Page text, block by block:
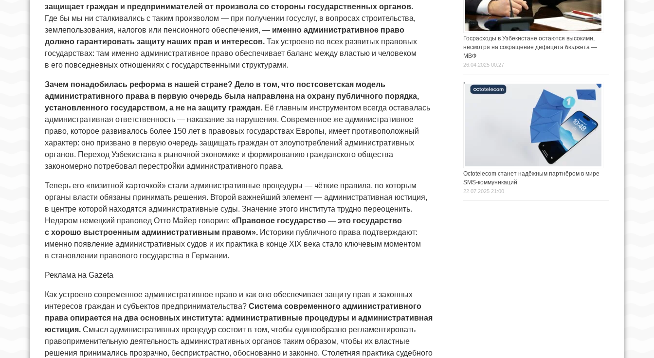
защищает граждан и предпринимателей от произвола со стороны государственных органов.
Где бы мы ни сталкивались с таким произволом — при получении госуслуг, в вопросах строительства,
землепользования, налогов или пенсионного обеспечения, — именно административное право
должно гарантировать защиту наших прав и интересов. Так устроено во всех развитых правовых
государствах: там именно административное право обеспечивает баланс между властью и человеком
в его повседневных отношениях с государственными структурами.
Зачем понадобилась реформа в нашей стране? Дело в том, что постсоветская модель
административного права в первую очередь была направлена на охрану публичного порядка,
установленного государством, а не на защиту граждан. Её главным инструментом всегда оставалась
административная ответственность — наказание за нарушения. Современное же административное
право, которое развивалось более 150 лет в правовых государствах Европы, имеет противоположный
характер: оно призвано в первую очередь защищать граждан от злоупотреблений административных
органов. Переход Узбекистана к рыночной экономике и формированию гражданского общества
закономерно потребовал перестройки административного права.
Теперь его «визитной карточкой» стали административные процедуры — чёткие правила, по которым
органы власти обязаны принимать решения. Второй важнейший элемент — административная юстиция,
в центре которой находятся административные суды. Значение этого института трудно переоценить.
Недаром немецкий правовед Отто Майер говорил: «Правовое государство — это государство
с хорошо выстроенным административным правом». Историки публичного права подтверждают:
именно появление административных судов и их практика в конце XIX века стало ключевым моментом
в становлении правового государства в Германии.
Реклама на Gazeta
Как устроено современное административное право и как оно обеспечивает защиту прав и законных
интересов граждан и субъектов предпринимательства? Система современного административного
права опирается на два основных института: административные процедуры и административная
юстиция. Смысл административных процедур состоит в том, чтобы единообразно регламентировать
правоприменительную деятельность административных органов таким образом, чтобы их властные
решения принимались прозрачно, беспристрастно, обоснованно и законно. Столетняя практика судебного
Госрасходы в Узбекистане остаются высокими,
несмотря на сокращение дефицита бюджета —
МВФ
26.04.2025 00:27
Octotelecom станет надёжным партнёром в мире
SMS-коммуникаций
22.07.2025 21:00